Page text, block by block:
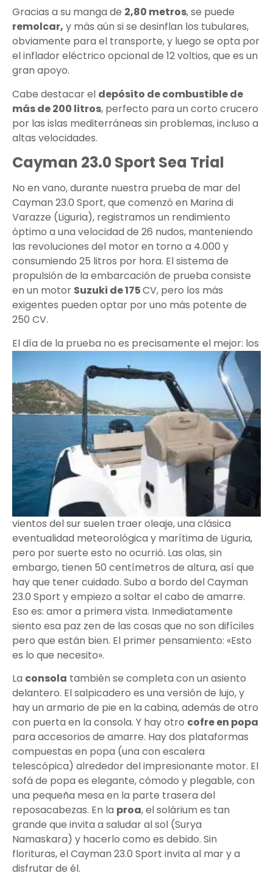
Gracias a su manga de 2,80 metros, se puede
remolcar, y más aún si se desinflan los tubulares,
obviamente para el transporte, y luego se opta por
el inflador eléctrico opcional de 12 voltios, que es un
gran apoyo.
Cabe destacar el depósito de combustible de
más de 200 litros, perfecto para un corto crucero
por las islas mediterráneas sin problemas, incluso a
altas velocidades.
Cayman 23.0 Sport Sea Trial
No en vano, durante nuestra prueba de mar del
Cayman 23.0 Sport, que comenzó en Marina di
Varazze (Liguria), registramos un rendimiento
óptimo a una velocidad de 26 nudos, manteniendo
las revoluciones del motor en torno a 4.000 y
consumiendo 25 litros por hora. El sistema de
propulsión de la embarcación de prueba consiste
en un motor Suzuki de 175CV, pero los más
exigentes pueden optar por uno más potente de
250 CV.
El día de la prueba no es precisamente el mejor: los
vientos del sur suelen traer oleaje, una clásica
eventualidad meteorológica y marítima de Liguria,
pero por suerte esto no ocurrió. Las olas, sin
embargo, tienen 50 centímetros de altura, así que
hay que tener cuidado. Subo a bordo del Cayman
23.0 Sport y empiezo a soltar el cabo de amarre.
Eso es: amor a primera vista. Inmediatamente
siento esa paz zen de las cosas que no son difíciles
pero que están bien. El primer pensamiento: «Esto
es lo que necesito».
La consola también se completa con un asiento
delantero. El salpicadero es una versión de lujo, y
hay un armario de pie en la cabina, además de otro
con puerta en la consola. Y hay otro cofre en popa
para accesorios de amarre. Hay dos plataformas
compuestas en popa (una con escalera
telescópica) alrededor del impresionante motor. El
sofá de popa es elegante, cómodo y plegable, con
una pequeña mesa en la parte trasera del
reposacabezas. En la proa, el solárium es tan
grande que invita a saludar al sol (Surya
Namaskara) y hacerlo como es debido. Sin
florituras, el Cayman 23.0 Sport invita al mar y a
disfrutar de él.